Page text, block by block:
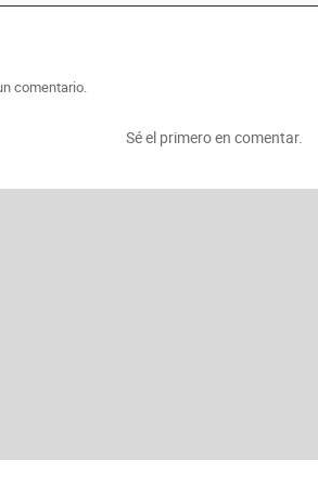
comentario.
Sé el primero en comentar.